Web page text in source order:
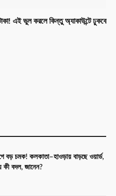
এই ভুল করলে কিন্তু অ্যাকাউন্টে ঢুকবে
বড় চমক! কলকাতা–হাওড়ায় বাড়ছে ওয়ার্ড,
কী বদল, জানেন?